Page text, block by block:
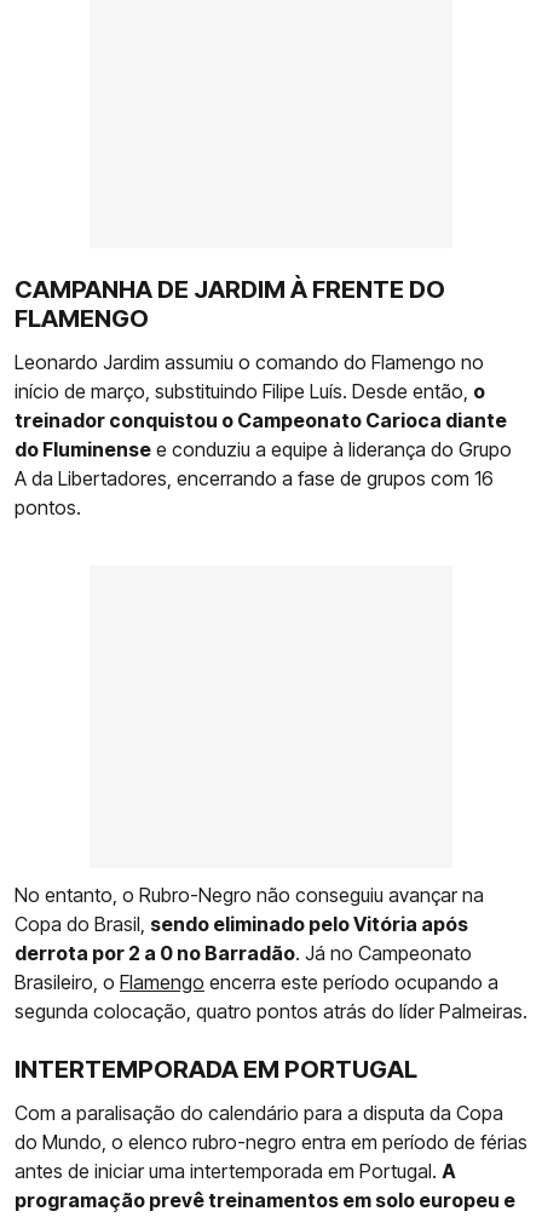
CAMPANHA DE JARDIM À FRENTE DO
FLAMENGO
Leonardo Jardim assumiu o comando do Flamengo no
início de março, substituindo Filipe Luís. Desde então, o
treinador conquistou o Campeonato Carioca diante
do Fluminense e conduziu a equipe à liderança do Grupo
A da Libertadores, encerrando a fase de grupos com 16
pontos.
No entanto, o Rubro-Negro não conseguiu avançar na
Copa do Brasil, sendo eliminado pelo Vitória após
derrota por 2 a 0 no Barradão. Já no Campeonato
Brasileiro, o Flamengo encerra este período ocupando a
segunda colocação, quatro pontos atrás do líder Palmeiras.
INTERTEMPORADA EM PORTUGAL
Com a paralisação do calendário para a disputa da Copa
do Mundo, o elenco rubro-negro entra em período de férias
antes de iniciar uma intertemporada em Portugal. A
programação prevê treinamentos em solo europeu e